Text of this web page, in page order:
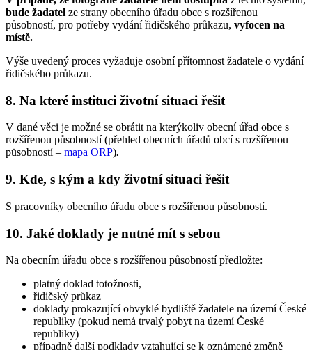
bude žadatel ze strany obecního úřadu obce s rozšířenou
působností, pro potřeby vydání řidičského průkazu, vyfocen na
místě.
Výše uvedený proces vyžaduje osobní přítomnost žadatele o vydání
řidičského průkazu.
8. Na které instituci životní situaci řešit
V dané věci je možné se obrátit na kterýkoliv obecní úřad obce s
rozšířenou působností (přehled obecních úřadů obcí s rozšířenou
působností – mapa ORP).
9. Kde, s kým a kdy životní situaci řešit
S pracovníky obecního úřadu obce s rozšířenou působností.
10. Jaké doklady je nutné mít s sebou
Na obecním úřadu obce s rozšířenou působností předložte:
platný doklad totožnosti,
řidičský průkaz
doklady prokazující obvyklé bydliště žadatele na území České
republiky (pokud nemá trvalý pobyt na území České
republiky)
případně další podklady vztahující se k oznámené změně